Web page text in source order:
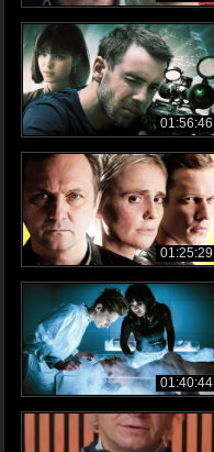
01:56:46
01:25:29
01:40:44